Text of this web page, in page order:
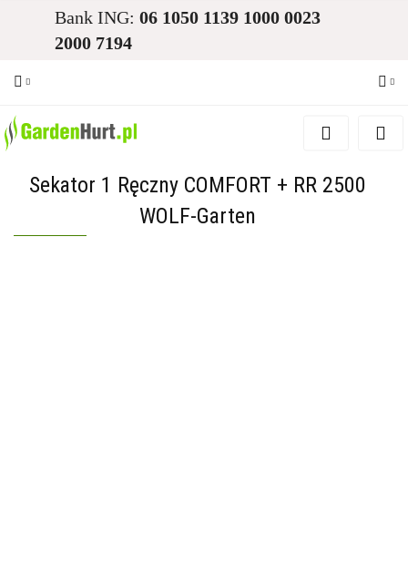
Bank ING: 06 1050 1139 1000 0023
2000 7194
Zaloguj się
Dodaj zgłoszenie
Sekator 1 Ręczny COMFORT + RR 2500
WOLF-Garten